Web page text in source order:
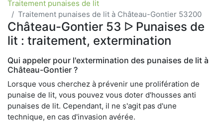
Traitement punaises de lit
Traitement punaises de lit à Château-Gontier 53200
Château-Gontier 53 ᐅ Punaises de
lit : traitement, extermination
Qui appeler pour l'extermination des punaises de lit à
Château-Gontier ?
Lorsque vous cherchez à prévenir une prolifération de
punaise de lit, vous pouvez vous doter d'housses anti
punaises de lit. Cependant, il ne s'agit pas d'une
technique, en cas d'invasion avérée.